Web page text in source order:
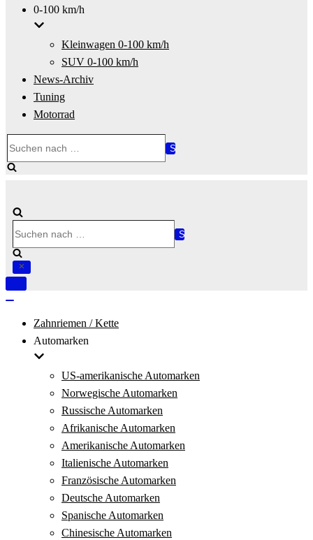
0-100 km/h
Kleinwagen 0-100 km/h
SUV 0-100 km/h
News-Archiv
Tuning
Motorrad
nach …
nach …
Navigation
Zahnriemen / Kette
Automarken
US-amerikanische Automarken
Norwegische Automarken
Russische Automarken
Afrikanische Automarken
Amerikanische Automarken
Italienische Automarken
Französische Automarken
Deutsche Automarken
Spanische Automarken
Chinesische Automarken